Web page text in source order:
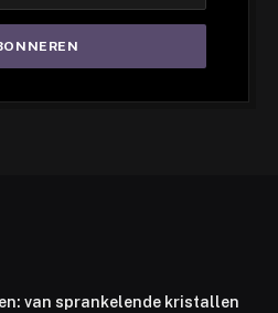
van sprankelende kristallen